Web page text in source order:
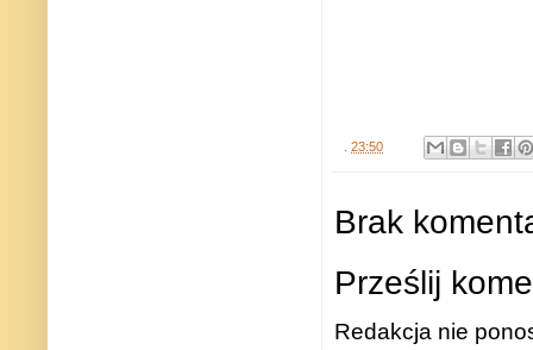
23:50
Brak
Prześlij
Redakcja nie